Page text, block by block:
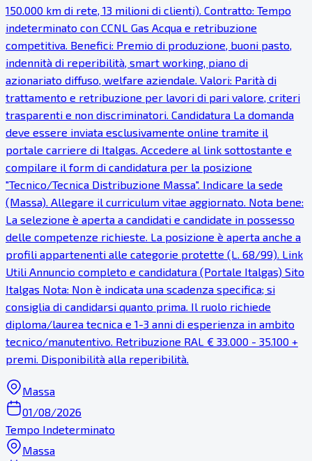
150.000 km di rete, 13 milioni di clienti). Contratto: Tempo
indeterminato con CCNL Gas Acqua e retribuzione
competitiva. Benefici: Premio di produzione, buoni pasto,
indennità di reperibilità, smart working, piano di
azionariato diffuso, welfare aziendale. Valori: Parità di
trattamento e retribuzione per lavori di pari valore, criteri
trasparenti e non discriminatori. Candidatura La domanda
deve essere inviata esclusivamente online tramite il
portale carriere di Italgas. Accedere al link sottostante e
compilare il form di candidatura per la posizione
"Tecnico/Tecnica Distribuzione Massa". Indicare la sede
(Massa). Allegare il curriculum vitae aggiornato. Nota bene:
La selezione è aperta a candidati e candidate in possesso
delle competenze richieste. La posizione è aperta anche a
profili appartenenti alle categorie protette (L. 68/99). Link
Utili Annuncio completo e candidatura (Portale Italgas) Sito
Italgas Nota: Non è indicata una scadenza specifica; si
consiglia di candidarsi quanto prima. Il ruolo richiede
diploma/laurea tecnica e 1-3 anni di esperienza in ambito
tecnico/manutentivo. Retribuzione RAL € 33.000 - 35.100 +
premi. Disponibilità alla reperibilità.
Massa
01/08/2026
Tempo Indeterminato
Massa